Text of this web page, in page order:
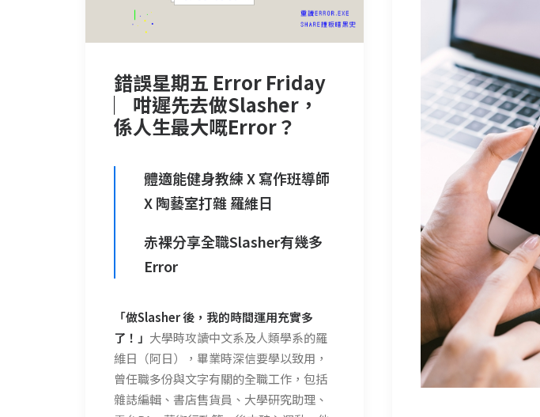
錯誤星期五 Error Friday
︳咁遲先去做Slasher，
係人生最大嘅Error？
體適能健身教練X 寫作班導師
X 陶藝室打雜羅維日
赤裸分享全職Slasher有幾多
Error
「做Slasher 後，我的時間運用充實多
了！」 大學時攻讀中文系及人類學系的羅
維日（阿日），畢業時深信要學以致用，
曾任職多份與文字有關的全職工作，包括
雜誌編輯、書店售貨員、大學研究助理、